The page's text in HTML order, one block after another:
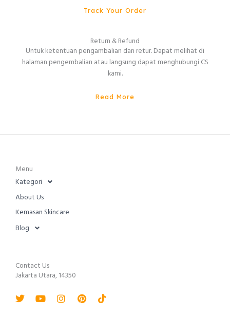
Track Your Order
Return & Refund
Untuk ketentuan pengambalian dan retur. Dapat melihat di
halaman pengembalian atau langsung dapat menghubungi CS
kami.
Read More
Menu
Kategori
About Us
Kemasan Skincare
Blog
Contact Us
Jakarta Utara, 14350
TwitterYoutubeInstagram
PinterestTiktok